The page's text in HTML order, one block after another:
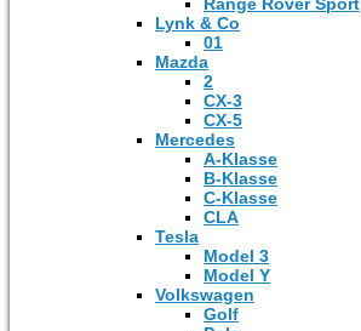
Lynk & Co
01
Mazda
2
CX-3
CX-5
Mercedes
A-Klasse
B-Klasse
C-Klasse
CLA
Tesla
Model 3
Model Y
Volkswagen
Golf